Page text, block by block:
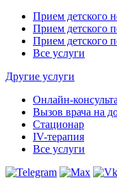
Прием детского
Прием детского
Прием детского
Все услуги
Другие услуги
Онлайн-
Вызов врача на
Стационар
IV-терапия
Все услуги